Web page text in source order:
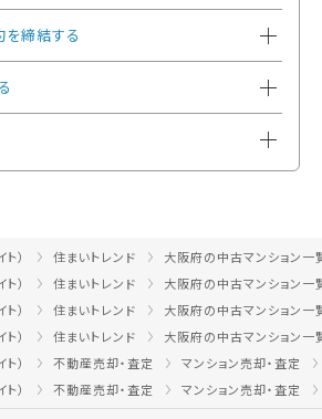
締結する
） 住まいトレンド
大阪府の中古マンション一
）
住まいトレンド
大阪府の中古マンション一
）
住まいトレンド
大阪府の中古マンション一
）
住まいトレンド
大阪府の中古マンション一
）
不動産売却・査定
マンション売却・査定
）
不動産売却・査定 マンション売却・査定